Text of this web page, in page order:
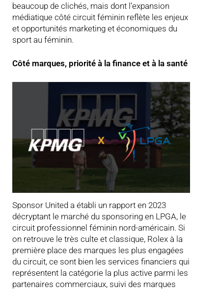
beaucoup de clichés, mais dont l’expansion
médiatique côté circuit féminin reflète les enjeux
et opportunités marketing et économiques du
sport au féminin.
Côté marques, priorité à la finance et à la santé
Sponsor United a établi un rapport en 2023
décryptant le marché du sponsoring en LPGA, le
circuit professionnel féminin nord-américain. Si
on retrouve le très culte et classique, Rolex à la
première place des marques les plus engagées
du circuit, ce sont bien les services financiers qui
représentent la catégorie la plus active parmi les
partenaires commerciaux, suivi des marques